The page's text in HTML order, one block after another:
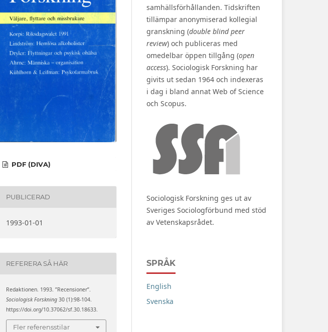
PDF (DIVA)
PUBLICERAD
1993-01-01
REFERERA SÅ HÄR
Redaktionen. 1993. ”Recensioner”.
Sociologisk Forskning 30 (1):98-104.
https://doi.org/10.37062/sf.30.18633.
Fler referensstilar
samhällsförhållanden. Tidskriften
tillämpar anonymiserad kollegial
granskning (double blind peer
review) och publiceras med
omedelbar öppen tillgång (open
access). Sociologisk Forskning har
givits ut sedan 1964 och indexeras
i dag i bland annat Web of Science
och Scopus.
Sociologisk Forskning ges ut av
Sveriges Sociologförbund med stöd
av Vetenskapsrådet.
SPRÅK
English
Svenska